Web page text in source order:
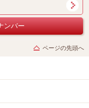
ンバー
ページの先頭へ